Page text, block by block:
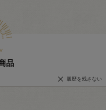
品
履歴を残さない